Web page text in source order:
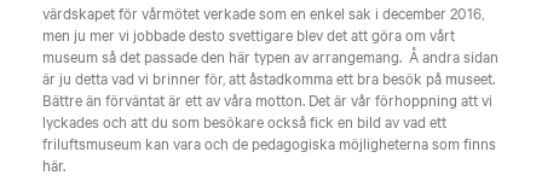
värdskapet för vårmötet verkade som en enkel sak i december 2016,
men ju mer vi jobbade desto svettigare blev det att göra om vårt
museum så det passade den här typen av arrangemang. Å andra sidan
är ju detta vad vi brinner för, att åstadkomma ett bra besök på museet.
Bättre än förväntat är ett av våra motton. Det är vår förhoppning att vi
lyckades och att du som besökare också fick en bild av vad ett
friluftsmuseum kan vara och de pedagogiska möjligheterna som finns
här.